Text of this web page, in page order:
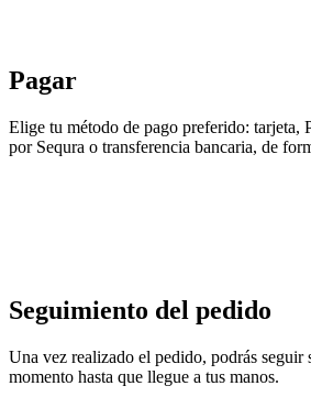
Pagar
Elige tu método de pago preferido: tarjeta,
por Sequra o transferencia bancaria, de
Seguimiento del pedido
Una vez realizado el pedido, podrás seguir
momento hasta que llegue a tus manos.